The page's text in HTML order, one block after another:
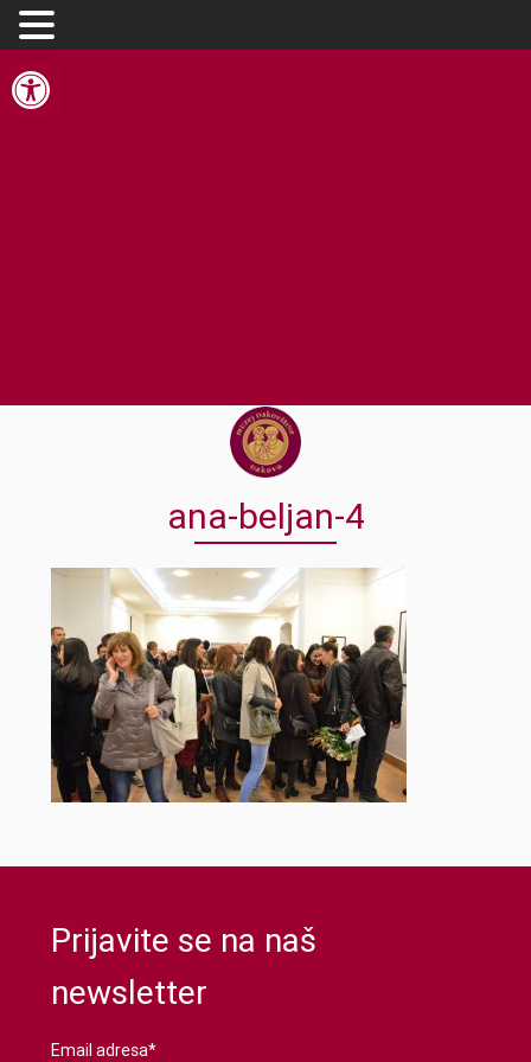
Open toolbar
ana-beljan-4
Prijavite se na naš
newsletter
Email adresa*